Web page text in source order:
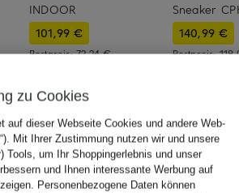
INDOOR
101,99 €
Bestpreis:72,24 €
Sneaker
140,99 €
Bestpreis:
ENTDECKEN
zu Cookies
auf dieser Webseite Cookies und andere Web-
Mit Ihrer Zustimmung nutzen wir und unsere
Tools, um Ihr Shoppingerlebnis und unser
und Ihnen interessante Werbung auf
Personenbezogene Daten können